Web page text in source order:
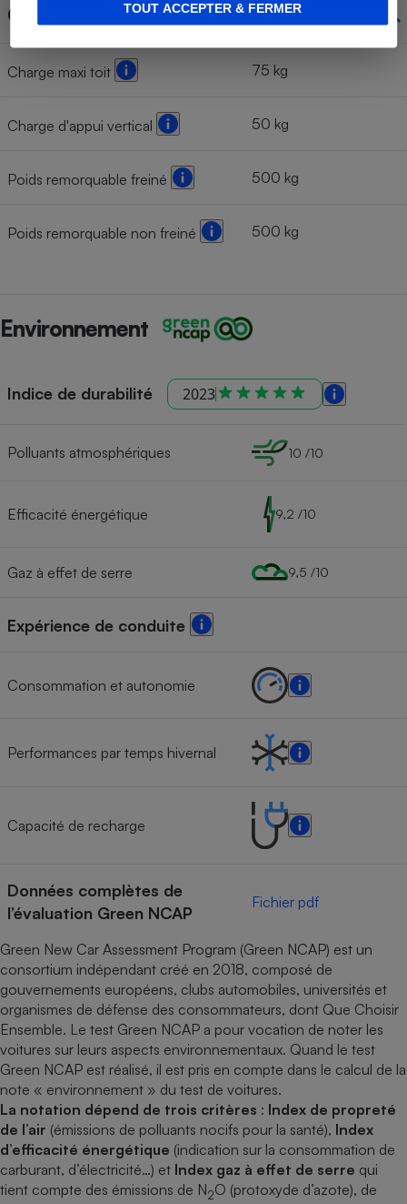
TOUT ACCEPTER & FERMER
Chargement
Charge maxi toit 75 kg
Charge d'appui vertical 50 kg
Poids remorquable freiné 500 kg
Poids remorquable non freiné 500 kg
Environnement
Indice de durabilité 2023
Polluants atmosphériques 10 /10
Efficacité énergétique 9,2 /10
Gaz à effet de serre 9,5 /10
Expérience de conduite
Consommation et autonomie
Performances par temps hivernal
Capacité de recharge
Données complètes de
l’évaluation Green NCAP
Fichier pdf
Green New Car Assessment Program (Green NCAP) est un
consortium indépendant créé en 2018, composé de
gouvernements européens, clubs automobiles, universités et
organismes de défense des consommateurs, dont Que Choisir
Ensemble. Le test Green NCAP a pour vocation de noter les
voitures sur leurs aspects environnementaux. Quand le test
Green NCAP est réalisé, il est pris en compte dans le calcul de la
note « environnement » du test de voitures.
La notation dépend de trois critères : Index de propreté
de l’air (émissions de polluants nocifs pour la santé), Index
d’efficacité énergétique (indication sur la consommation de
carburant, d’électricité…) et Index gaz à effet de serre qui
tient compte des émissions de N2O (protoxyde d’azote), de